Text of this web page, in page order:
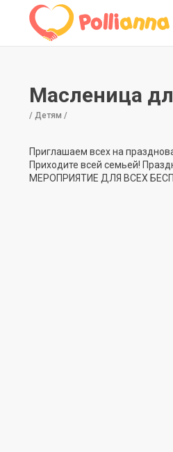
Масленица
/ Детям /
Приглашаем всех на
Приходите всей семьей!
МЕРОПРИЯТИЕ ДЛЯ ВСЕХ